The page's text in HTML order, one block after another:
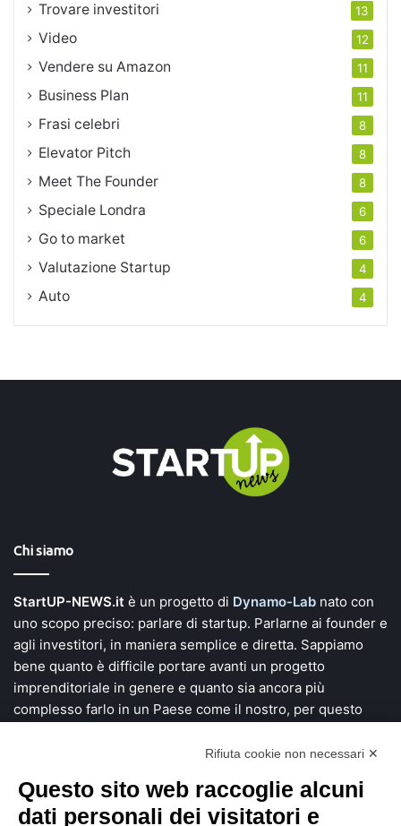
Trovare investitori 13
Video 12
Vendere su Amazon 11
Business Plan 11
Frasi celebri 8
Elevator Pitch 8
Meet The Founder 8
Speciale Londra 6
Go to market 6
Valutazione Startup 4
Auto 4
Chi siamo
StartUP-NEWS.it è un progetto di Dynamo-Lab nato con
uno scopo preciso: parlare di startup. Parlarne ai founder e
agli investitori, in maniera semplice e diretta. Sappiamo
bene quanto è difficile portare avanti un progetto
imprenditoriale in genere e quanto sia ancora più
complesso farlo in un Paese come il nostro, per questo
denaro e una grande fetta di vita alla ricerca di soluzioni
Scopri StartUP News
Rifiuta cookie non necessari ✕
Questo sito web raccoglie alcuni
dati personali dei visitatori e